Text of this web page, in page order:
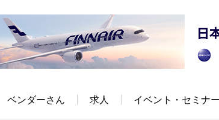
ベンダーさん 求人 イベント・セミナー